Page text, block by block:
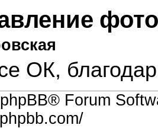
ОК,
Forum